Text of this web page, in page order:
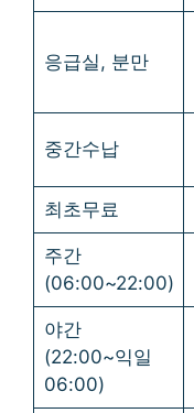
응급실, 분만
중간수납
최초무료
주간
(06:00~22:00)
야간
(22:00~익일
06:00)